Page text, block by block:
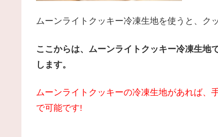
ムーンライトクッキー冷凍生地を使うと、ク
ここからは、ムーンライトクッキー冷凍生地
します。
ムーンライトクッキーの冷凍生地があれば、
で可能です!